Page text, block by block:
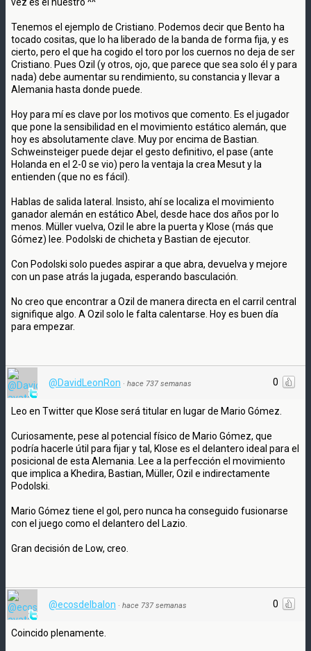
Tenemos el ejemplo de Cristiano. Podemos decir que Bento ha
tocado cositas, que lo ha liberado de la banda de forma fija, y es
cierto, pero el que ha cogido el toro por los cuernos no deja de ser
Cristiano. Pues Ozil (y otros, ojo, que parece que sea solo él y para
nada) debe aumentar su rendimiento, su constancia y llevar a
Alemania hasta donde puede.
Hoy para mí es clave por los motivos que comento. Es el jugador
que pone la sensibilidad en el movimiento estático alemán, que
hoy es absolutamente clave. Muy por encima de Bastian.
Schweinsteiger puede dejar el gesto definitivo, el pase (ante
Holanda en el 2-0 se vio) pero la ventaja la crea Mesut y la
entienden (que no es fácil).
Hablas de salida lateral. Insisto, ahí se localiza el movimiento
ganador alemán en estático Abel, desde hace dos años por lo
menos. Müller vuelva, Ozil le abre la puerta y Klose (más que
Gómez) lee. Podolski de chicheta y Bastian de ejecutor.
Con Podolski solo puedes aspirar a que abra, devuelva y mejore
con un pase atrás la jugada, esperando basculación.
No creo que encontrar a Ozil de manera directa en el carril central
signifique algo. A Ozil solo le falta calentarse. Hoy es buen día
para empezar.
0
@DavidLeonRon · hace 737 semanas
Leo en Twitter que Klose será titular en lugar de Mario Gómez.
Curiosamente, pese al potencial físico de Mario Gómez, que
podría hacerle útil para fijar y tal, Klose es el delantero ideal para el
posicional de esta Alemania. Lee a la perfección el movimiento
que implica a Khedira, Bastian, Müller, Ozil e indirectamente
Podolski.
Mario Gómez tiene el gol, pero nunca ha conseguido fusionarse
con el juego como el delantero del Lazio.
Gran decisión de Low, creo.
0
@ecosdelbalon · hace 737 semanas
Coincido plenamente.